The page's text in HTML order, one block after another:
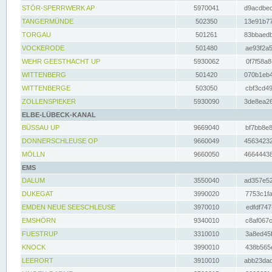
STÖR-SPERRWERK AP 5970041
TANGERMÜNDE
502350
TORGAU
501261
VOCKERODE
501480
WEHR GEESTHACHT UP
5930062
WITTENBERG
501420
WITTENBERGE
503050
ZOLLENSPIEKER
5930090
ELBE-LÜBECK-KANAL
BÜSSAU UP
9669040
DONNERSCHLEUSE OP
9660049
MÖLLN
9660050
EMS
DALUM
3550040
DUKEGAT
3990020
EMDEN NEUE SEESCHLEUSE
3970010
EMSHÖRN
9340010
FUESTRUP
3310010
KNOCK
3990010
LEERORT
3910010